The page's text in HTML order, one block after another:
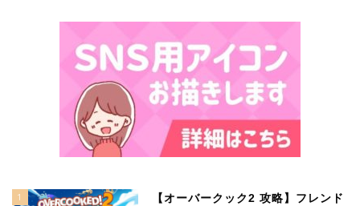
1
【オーバークック2 攻略】フレンド